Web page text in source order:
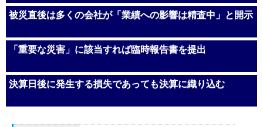
被災直後は多くの会社が「業績への影響は精査中」と開示
「重要な災害」に該当すれば臨時報告書を提出
決算日後に発生する損失であっても決算に織り込む